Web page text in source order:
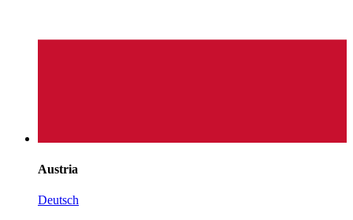
Austria
Deutsch